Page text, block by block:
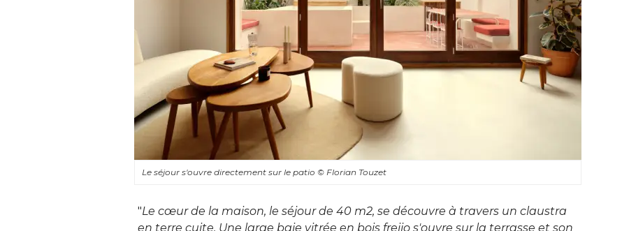
Le séjour s'ouvre directement sur le patio© Florian Touzet
"Le cœur de la maison, le séjour de 40 m2, se découvre à travers un claustra
en terre cuite. Une large baie vitrée en bois freijo s'ouvre sur la terrasse et son